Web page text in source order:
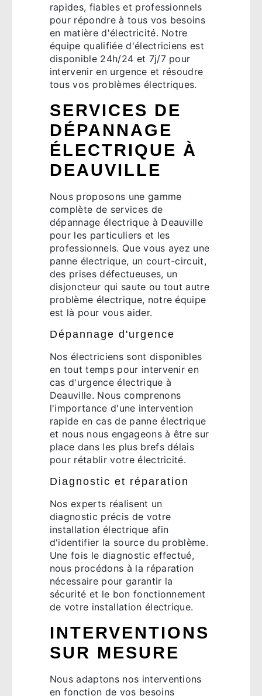
rapides, fiables et professionnels
pour répondre à tous vos besoins
en matière d'électricité. Notre
équipe qualifiée d'électriciens est
disponible 24h/24 et 7j/7 pour
intervenir en urgence et résoudre
tous vos problèmes électriques.
SERVICES DE
DÉPANNAGE
ÉLECTRIQUE À
DEAUVILLE
Nous proposons une gamme
complète de services de
dépannage électrique à Deauville
pour les particuliers et les
professionnels. Que vous ayez une
panne électrique, un court-circuit,
des prises défectueuses, un
disjoncteur qui saute ou tout autre
problème électrique, notre équipe
est là pour vous aider.
Dépannage d'urgence
Nos électriciens sont disponibles
en tout temps pour intervenir en
cas d'urgence électrique à
Deauville. Nous comprenons
l'importance d'une intervention
rapide en cas de panne électrique
et nous nous engageons à être sur
place dans les plus brefs délais
pour rétablir votre électricité.
Diagnostic et réparation
Nos experts réalisent un
diagnostic précis de votre
installation électrique afin
d'identifier la source du problème.
Une fois le diagnostic effectué,
nous procédons à la réparation
nécessaire pour garantir la
sécurité et le bon fonctionnement
de votre installation électrique.
INTERVENTIONS
SUR MESURE
Nous adaptons nos interventions
en fonction de vos besoins